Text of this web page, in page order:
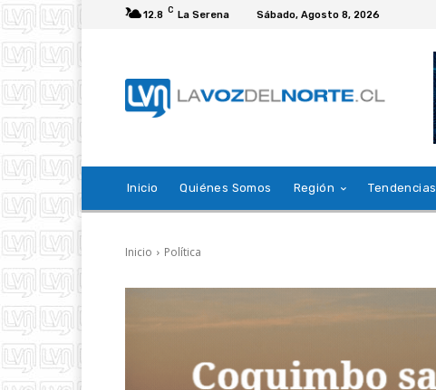
12.8 C La Serena Sábado, Agosto 8, 2026
Inicio Quiénes Somos Región Tendencias
Inicio Política